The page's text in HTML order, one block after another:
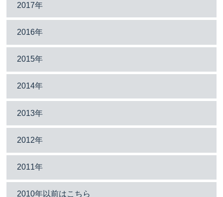
2017年
2016年
2015年
2014年
2013年
2012年
2011年
2010年以前はこちら